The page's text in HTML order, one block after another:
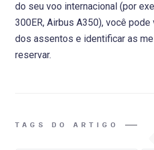
do seu voo internacional (por
300ER, Airbus A350), você pode
dos assentos e identificar as
reservar.
TAGS DO ARTIGO